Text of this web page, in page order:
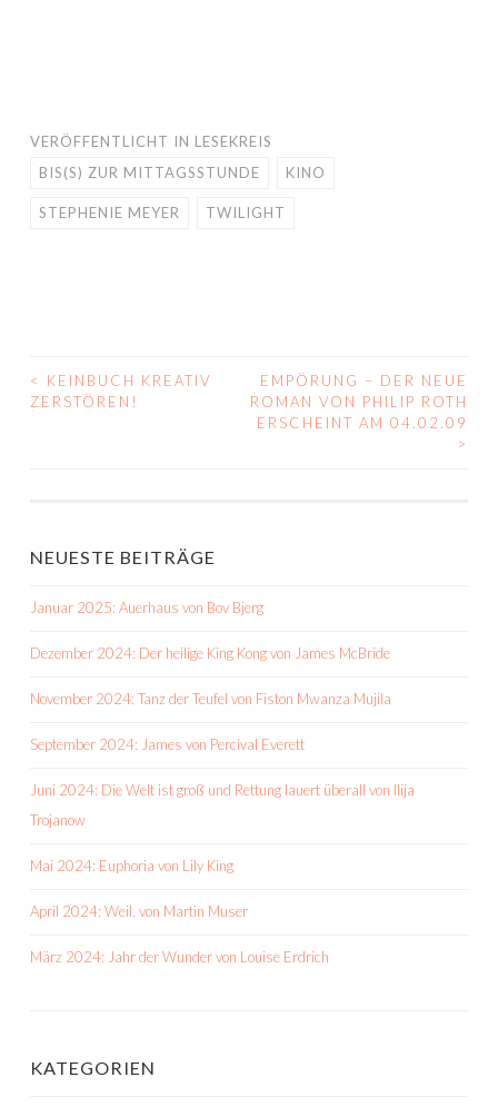
VERÖFFENTLICHT IN LESEKREIS
BIS(S) ZUR MITTAGSSTUNDE
KINO
STEPHENIE MEYER TWILIGHT
BEITRAGS-
<
KEINBUCH KREATIV
ZERSTÖREN!
EMPÖRUNG – DER NEUE
ROMAN VON PHILIP ROTH
ERSCHEINT AM 04.02.09
>
NEUESTE BEITRÄGE
Januar 2025: Auerhaus von Bov Bjerg
Dezember 2024: Der heilige King Kong von James McBride
November 2024: Tanz der Teufel von Fiston Mwanza Mujila
September 2024: James von Percival Everett
Juni 2024: Die Welt ist groß und Rettung lauert überall von Ilija
Trojanow
Mai 2024: Euphoria von Lily King
April 2024: Weil. von Martin Muser
März 2024: Jahr der Wunder von Louise Erdrich
KATEGORIEN